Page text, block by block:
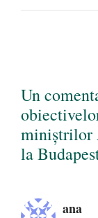
Un
miniștrilor
la
ana